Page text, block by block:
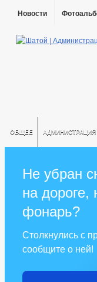
Новости
ОБЩЕЕ АДМИНИСТРАЦИЯ
Не убран
на дороге,
фонарь?
Столкнулись с
сообщите о ней!